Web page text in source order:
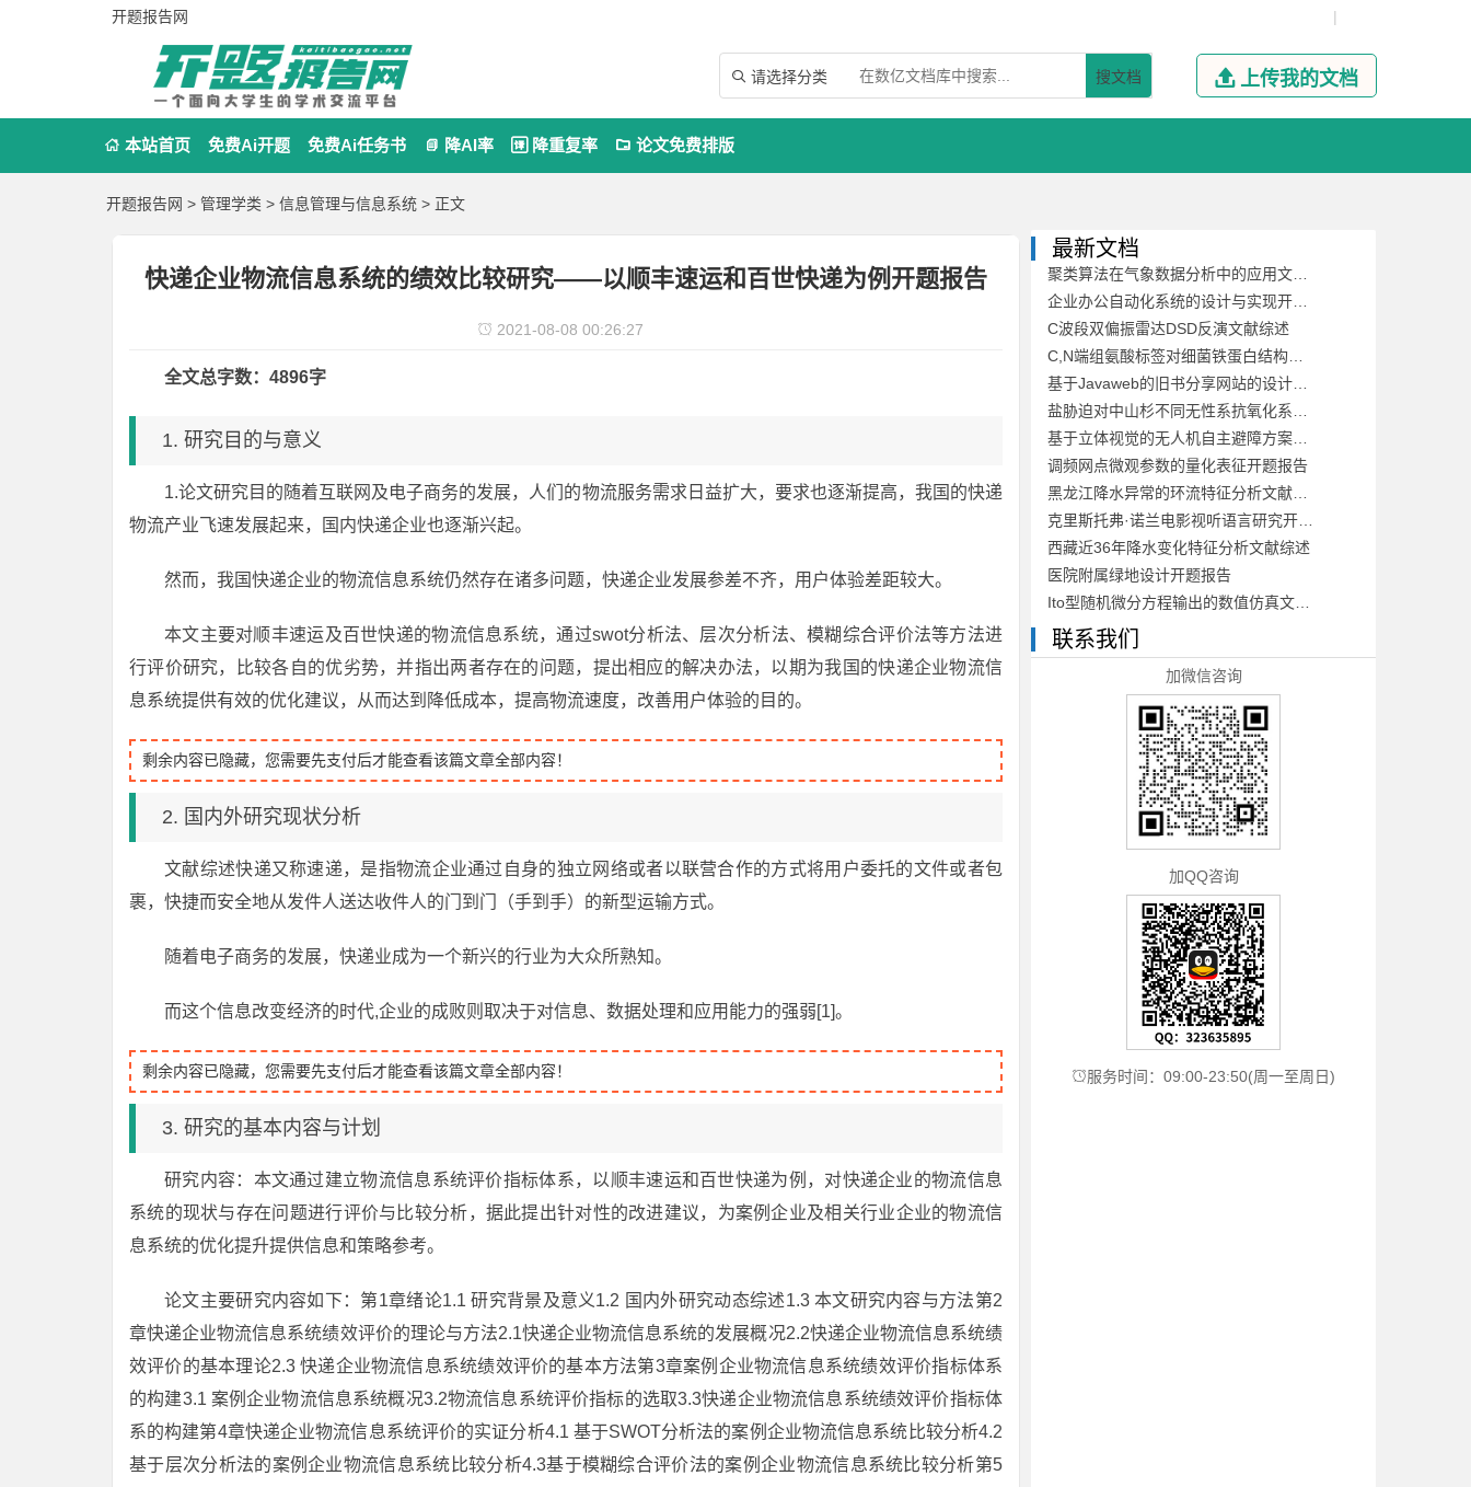
开题报告网 |
 请选择分类 搜文档  上传我的文档
 本站首页 免费Ai开题 免费Ai任务书  降AI率  降重复率  论文免费排版
开题报告网 > 管理学类 > 信息管理与信息系统 > 正文
快递企业物流信息系统的绩效比较研究——以顺丰速运和百世快递为例开题报告
 2021-08-08 00:26:27
全文总字数：4896字
1. 研究目的与意义
1.论文研究目的随着互联网及电子商务的发展，人们的物流服务需求日益扩大，要求也逐渐提高，我国的快递
物流产业飞速发展起来，国内快递企业也逐渐兴起。
然而，我国快递企业的物流信息系统仍然存在诸多问题，快递企业发展参差不齐，用户体验差距较大。
本文主要对顺丰速运及百世快递的物流信息系统，通过swot分析法、层次分析法、模糊综合评价法等方法进
行评价研究，比较各自的优劣势，并指出两者存在的问题，提出相应的解决办法，以期为我国的快递企业物流信
息系统提供有效的优化建议，从而达到降低成本，提高物流速度，改善用户体验的目的。
剩余内容已隐藏，您需要先支付后才能查看该篇文章全部内容！
2. 国内外研究现状分析
文献综述快递又称速递，是指物流企业通过自身的独立网络或者以联营合作的方式将用户委托的文件或者包
裹，快捷而安全地从发件人送达收件人的门到门（手到手）的新型运输方式。
随着电子商务的发展，快递业成为一个新兴的行业为大众所熟知。
而这个信息改变经济的时代,企业的成败则取决于对信息、数据处理和应用能力的强弱[1]。
剩余内容已隐藏，您需要先支付后才能查看该篇文章全部内容！
3. 研究的基本内容与计划
研究内容：本文通过建立物流信息系统评价指标体系，以顺丰速运和百世快递为例，对快递企业的物流信息
系统的现状与存在问题进行评价与比较分析，据此提出针对性的改进建议，为案例企业及相关行业企业的物流信
息系统的优化提升提供信息和策略参考。
论文主要研究内容如下：第1章绪论1.1 研究背景及意义1.2 国内外研究动态综述1.3 本文研究内容与方法第2
章快递企业物流信息系统绩效评价的理论与方法2.1快递企业物流信息系统的发展概况2.2快递企业物流信息系统绩
效评价的基本理论2.3 快递企业物流信息系统绩效评价的基本方法第3章案例企业物流信息系统绩效评价指标体系
的构建3.1 案例企业物流信息系统概况3.2物流信息系统评价指标的选取3.3快递企业物流信息系统绩效评价指标体
系的构建第4章快递企业物流信息系统评价的实证分析4.1 基于SWOT分析法的案例企业物流信息系统比较分析4.2
基于层次分析法的案例企业物流信息系统比较分析4.3基于模糊综合评价法的案例企业物流信息系统比较分析第5
最新文档
C波段双偏振雷达DSD反演文献综述
调频网点微观参数的量化表征开题报告
西藏近36年降水变化特征分析文献综述
医院附属绿地设计开题报告
联系我们
加微信咨询
加QQ咨询
服务时间：09:00-23:50(周一至周日)